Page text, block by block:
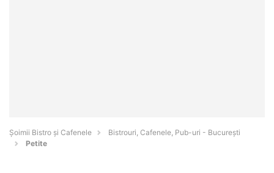
Șoimii Bistro și Cafenele
Bistrouri, Cafenele, Pub-uri - Bucureşti
Petite